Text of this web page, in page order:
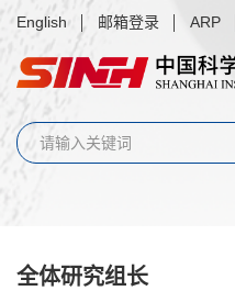
English 邮箱登录 ARP
全体研究组长